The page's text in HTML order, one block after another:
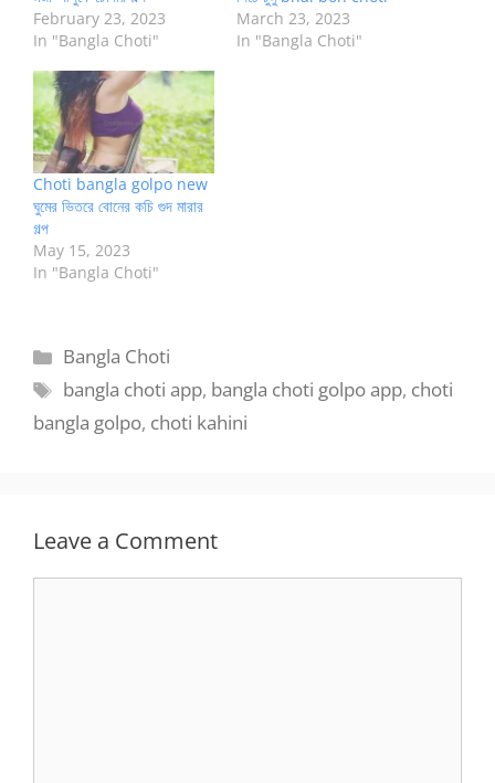
February 23, 2023
In "Bangla Choti"
March 23, 2023
In "Bangla Choti"
Choti bangla golpo new
ঘুমের ভিতরে বোনের কচি গুদ মারার
গল্প
May 15, 2023
In "Bangla Choti"
Categories
Bangla Choti
Tags
bangla choti app, bangla choti golpo app, choti
bangla golpo, choti kahini
Leave a Comment